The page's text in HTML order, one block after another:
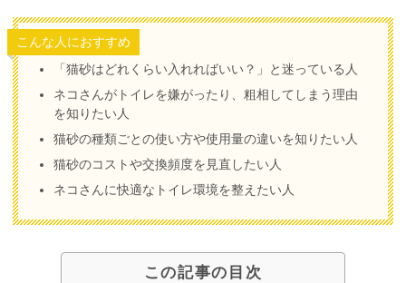
こんな人におすすめ
「猫砂はどれくらい入れればいい？」と迷っている人
ネコさんがトイレを嫌がったり、粗相してしまう理由
を知りたい人
猫砂の種類ごとの使い方や使用量の違いを知りたい人
猫砂のコストや交換頻度を見直したい人
ネコさんに快適なトイレ環境を整えたい人
この記事の目次